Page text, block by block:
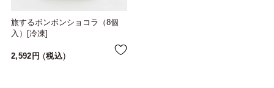
旅するボンボンショコラ（8個
入）[冷凍]
2,592 税込